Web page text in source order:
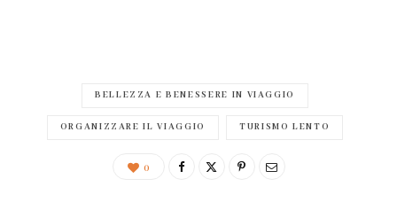
BELLEZZA E BENESSERE IN VIAGGIO
ORGANIZZARE IL VIAGGIO TURISMO LENTO
0